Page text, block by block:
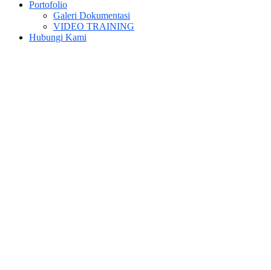
Portofolio
Galeri Dokumentasi
VIDEO TRAINING
Hubungi Kami